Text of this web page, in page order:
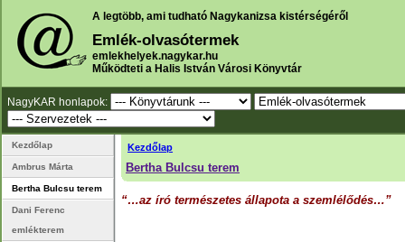
A legtöbb, ami tudható Nagykanizsa kistérségéről
Emlék-olvasótermek
emlekhelyek.nagykar.hu
Működteti a Halis István Városi Könyvtár
NagyKAR honlapok:
Kezdőlap
Bertha Bulcsu terem
“…az író természetes állapota a szemlélődés…”
Kezdőlap
Ambrus Márta
Bertha Bulcsu terem
Dani Ferenc
emlékterem